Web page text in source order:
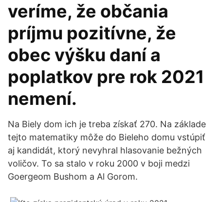
veríme, že občania
príjmu pozitívne, že
obec výšku daní a
poplatkov pre rok 2021
nemení.
Na Biely dom ich je treba získať 270. Na základe
tejto matematiky môže do Bieleho domu vstúpiť
aj kandidát, ktorý nevyhral hlasovanie bežných
voličov. To sa stalo v roku 2000 v boji medzi
Goergeom Bushom a Al Gorom.